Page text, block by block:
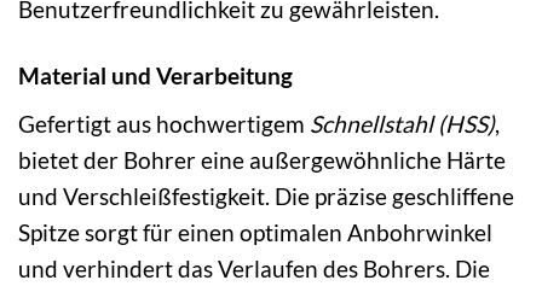
Benutzerfreundlichkeit zu gewährleisten.
Material und Verarbeitung
Gefertigt aus hochwertigem Schnellstahl (HSS),
bietet der Bohrer eine außergewöhnliche Härte
und Verschleißfestigkeit. Die präzise geschliffene
Spitze sorgt für einen optimalen Anbohrwinkel
und verhindert das Verlaufen des Bohrers. Die